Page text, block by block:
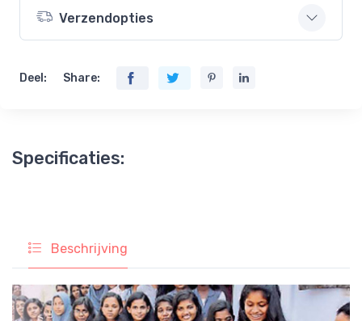
Verzendopties
Deel: Share:
Specificaties:
Beschrijving